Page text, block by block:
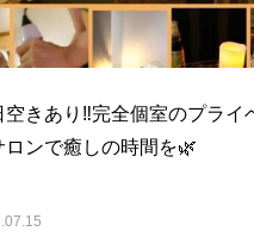
空きあり‼️完全個室のプライ
ロンで癒しの時間を🌿‬